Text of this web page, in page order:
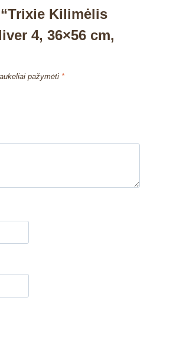
Kilimėlis
4, 36×56 cm,
pažymėti *